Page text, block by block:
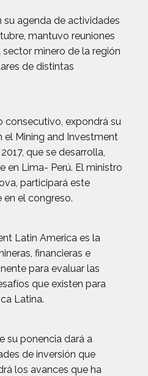
su agenda de actividades
mantuvo reuniones
minero de la región
de distintas
consecutivo, expondrá su
Mining and Investment
que se desarrolla,
en Lima- Perú. El ministro
participará este
el congreso.
Latin America es la
financieras e
para evaluar las
que existen para
Latina.
su ponencia dará a
de inversión que
los avances que ha